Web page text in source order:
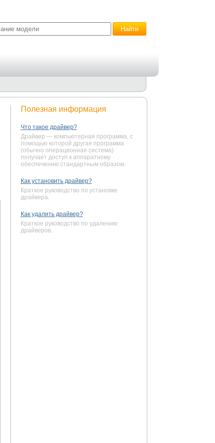
Полезная информация
Что такое драйвер?
Драйвер — компьютерная программа, с
помощью которой другая программа
(обычно операционная система)
получает доступ к аппаратному
обеспечению стандартным образом.
Как установить драйвер?
Краткое руководство по установке
драйвера.
Как удалить драйвер?
Краткое руководство по удалению
драйверов.